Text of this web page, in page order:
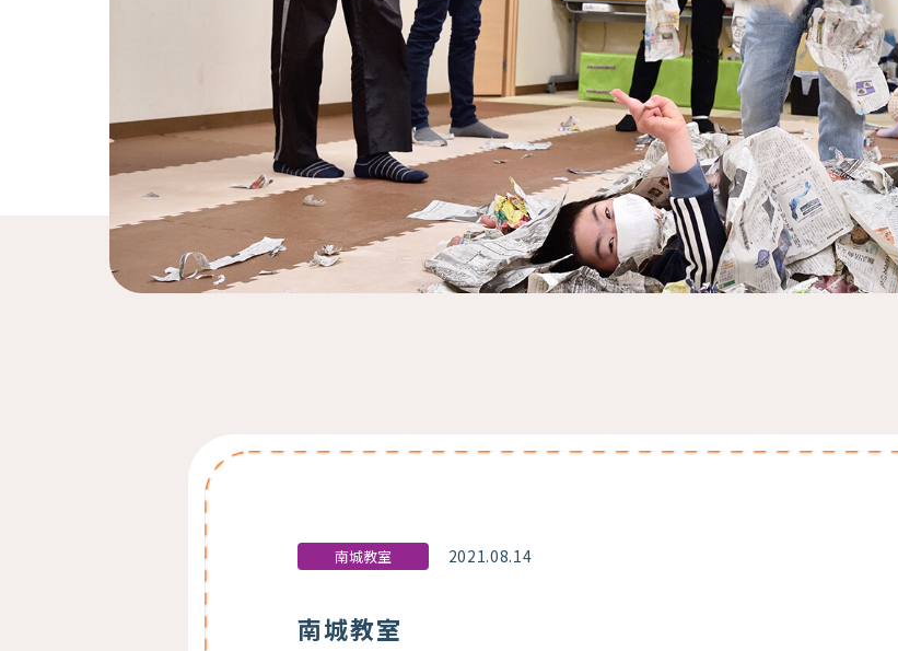
南城教室 2021.08.14
南城教室